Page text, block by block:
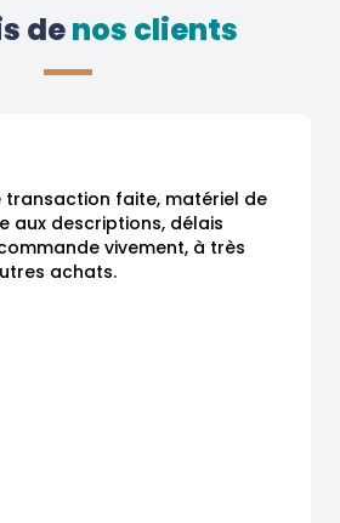
de nos clients
transaction faite, matériel de
aux descriptions, délais
vivement, à très
achats.